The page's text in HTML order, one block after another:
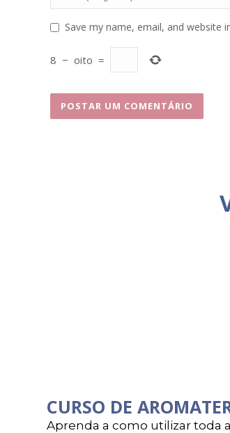
Save my name, email, and
8 − oito =
CURSO DE
Aprenda a como utilizar toda